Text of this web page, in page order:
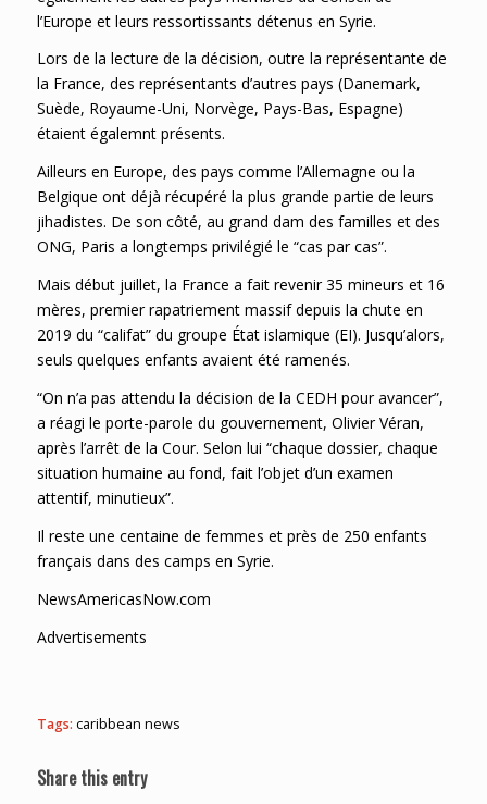
l’Europe et leurs ressortissants détenus en Syrie.
Lors de la lecture de la décision, outre la représentante de
la France, des représentants d’autres pays (Danemark,
Suède, Royaume-Uni, Norvège, Pays-Bas, Espagne)
étaient égalemnt présents.
Ailleurs en Europe, des pays comme l’Allemagne ou la
Belgique ont déjà récupéré la plus grande partie de leurs
jihadistes. De son côté, au grand dam des familles et des
ONG, Paris a longtemps privilégié le “cas par cas”.
Mais début juillet, la France a fait revenir 35 mineurs et 16
mères, premier rapatriement massif depuis la chute en
2019 du “califat” du groupe État islamique (EI). Jusqu’alors,
seuls quelques enfants avaient été ramenés.
“On n’a pas attendu la décision de la CEDH pour avancer”,
a réagi le porte-parole du gouvernement, Olivier Véran,
après l’arrêt de la Cour. Selon lui “chaque dossier, chaque
situation humaine au fond, fait l’objet d’un examen
attentif, minutieux”.
Il reste une centaine de femmes et près de 250 enfants
français dans des camps en Syrie.
NewsAmericasNow.com
Advertisements
Tags: caribbean news
Share this entry